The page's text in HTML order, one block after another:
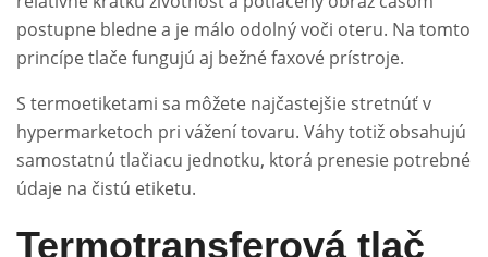
postupne bledne a je málo odolný voči oteru. Na tomto
princípe tlače fungujú aj bežné faxové prístroje.
S termoetiketami sa môžete najčastejšie stretnúť v
hypermarketoch pri vážení tovaru. Váhy totiž obsahujú
samostatnú tlačiacu jednotku, ktorá prenesie potrebné
údaje na čistú etiketu.
Termotransferová tlač